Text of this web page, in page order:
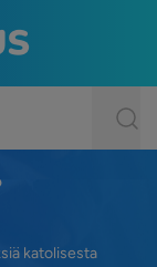
katolisesta